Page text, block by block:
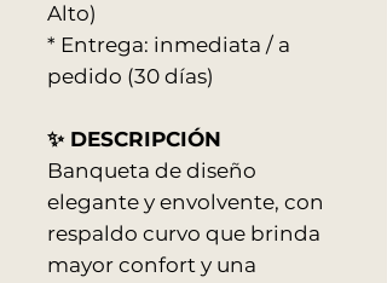
Alto)
* Entrega: inmediata / a
pedido (30 días)
✨ DESCRIPCIÓN
Banqueta de diseño
elegante y envolvente, con
respaldo curvo que brinda
mayor confort y una